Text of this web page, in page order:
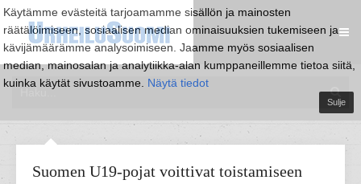
Käytämme evästeitä tarjoamamme sisällön ja mainosten
räätälöimiseen, sosiaalisen median ominaisuuksien tukemiseen ja
kävijämäärämme analysoimiseen. Jaamme myös sosiaalisen
median, mainosalan ja analytiikka-alan kumppaneillemme tietoa siitä,
kuinka käytät sivustoamme. Näytä tiedot
Sulje
Suomen U19-pojat voittivat toistamiseen